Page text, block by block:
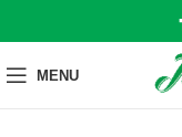
MENU